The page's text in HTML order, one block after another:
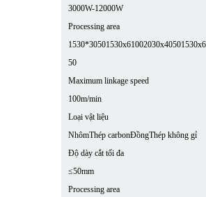
3000W-12000W
Processing area
1530*30501530x61002030x4050
50
Maximum linkage speed
100m/min
Loại vật liệu
NhômThép carbonĐồngThép không gỉ
Độ dày cắt tối đa
≤50mm
Processing area